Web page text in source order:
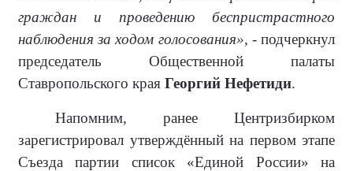
граждан и проведению беспристрастного
наблюдения за ходом голосования», - подчеркнул
председатель Общественной палаты
Ставропольского края Георгий Нефетиди.
Напомним, ранее Центризбирком
зарегистрировал утверждённый на первом этапе
Съезда партии список «Единой России» на